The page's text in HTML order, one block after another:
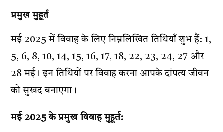
प्रमुख मुहूर्त
मई 2025 में विवाह के लिए निम्नलिखित तिथियाँ शुभ हैं: 1,
5, 6, 8, 10, 14, 15, 16, 17, 18, 22, 23, 24, 27 और
28 मई। इन तिथियों पर विवाह करना आपके दांपत्य जीवन
को सुखद बनाएगा।
मई 2025 के प्रमुख विवाह मुहूर्त: